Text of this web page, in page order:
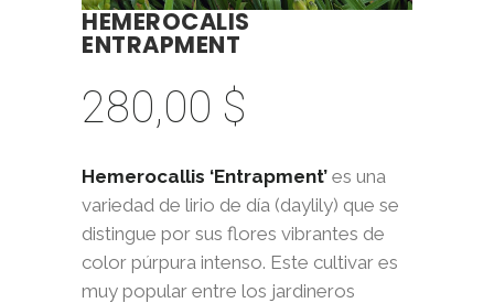
HEMEROCALIS
ENTRAPMENT
280,00 $
Hemerocallis ‘Entrapment’ es una
variedad de lirio de día (daylily) que se
distingue por sus flores vibrantes de
color púrpura intenso. Este cultivar es
muy popular entre los jardineros